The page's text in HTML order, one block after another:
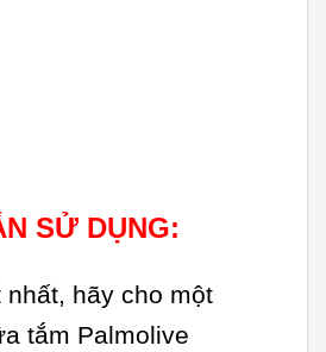
SỬ DỤNG:
hãy cho một
tắm Palmolive